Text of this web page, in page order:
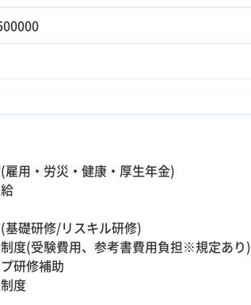
雇用・労災・健康・厚生年金)
基礎研修/リスキル研修)
制度(受験費用、参考書費用負担※規定あり)
研修補助
度